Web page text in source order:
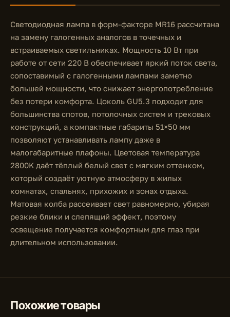
Светодиодная лампа в форм-факторе MR16 рассчитана
на замену галогенных аналогов в точечных и
встраиваемых светильниках. Мощность 10 Вт при
работе от сети 220 В обеспечивает яркий поток света,
сопоставимый с галогенными лампами заметно
большей мощности, что снижает энергопотребление
без потери комфорта. Цоколь GU5.3 подходит для
большинства спотов, потолочных систем и трековых
конструкций, а компактные габариты 51×50 мм
позволяют устанавливать лампу даже в
малогабаритные плафоны. Цветовая температура
2800K даёт тёплый белый свет с мягким оттенком,
который создаёт уютную атмосферу в жилых
комнатах, спальнях, прихожих и зонах отдыха.
Матовая колба рассеивает свет равномерно, убирая
резкие блики и слепящий эффект, поэтому
освещение получается комфортным для глаз при
длительном использовании.
Похожие товары